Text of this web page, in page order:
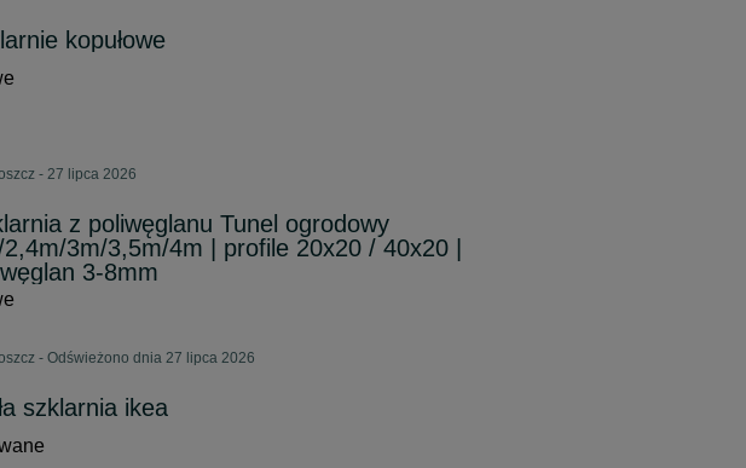
kopułowe
- 27 lipca 2026
z poliwęglanu Tunel ogrodowy
3m/3,5m/4m | profile 20x20 / 40x20 |
3-8mm
- Odświeżono dnia 27 lipca 2026
szklarnia ikea